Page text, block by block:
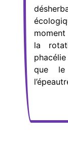
la
que le